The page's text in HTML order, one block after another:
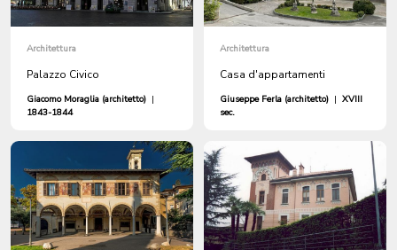
Architettura
Palazzo Civico
Giacomo Moraglia (architetto) |
1843-1844
Architettura
Casa d'appartamenti
Giuseppe Ferla (architetto) | XVIII
sec.